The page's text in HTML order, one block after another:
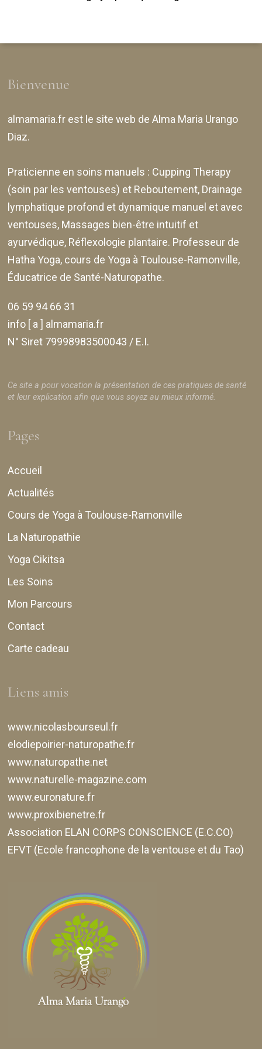
Bienvenue
almamaria.fr est le site web deAlma Maria Urango
Diaz.
Praticienne en soins manuels : Cupping Therapy
(soin par les ventouses) et Reboutement, Drainage
lymphatique profond et dynamique manuel et avec
ventouses, Massages bien-être intuitif et
ayurvédique, Réflexologie plantaire. Professeur de
Hatha Yoga, cours de Yoga à Toulouse-Ramonville,
Éducatrice de Santé-Naturopathe.
06 59 94 66 31
info [ a ] almamaria.fr
N° Siret 79998983500043 / E.I.
Ce site a pour vocation la présentation de ces pratiques de santé
et leur explication afin que vous soyez au mieux informé.
Pages
Accueil
Actualités
Cours de Yoga à Toulouse-Ramonville
La Naturopathie
Yoga Cikitsa
Les Soins
Mon Parcours
Contact
Carte cadeau
Liens amis
www.nicolasbourseul.fr
elodiepoirier-naturopathe.fr
www.naturopathe.net
www.naturelle-magazine.com
www.euronature.fr
www.proxibienetre.fr
Association ELAN CORPS CONSCIENCE (E.C.CO)
EFVT (Ecole francophone de la ventouse et du Tao)